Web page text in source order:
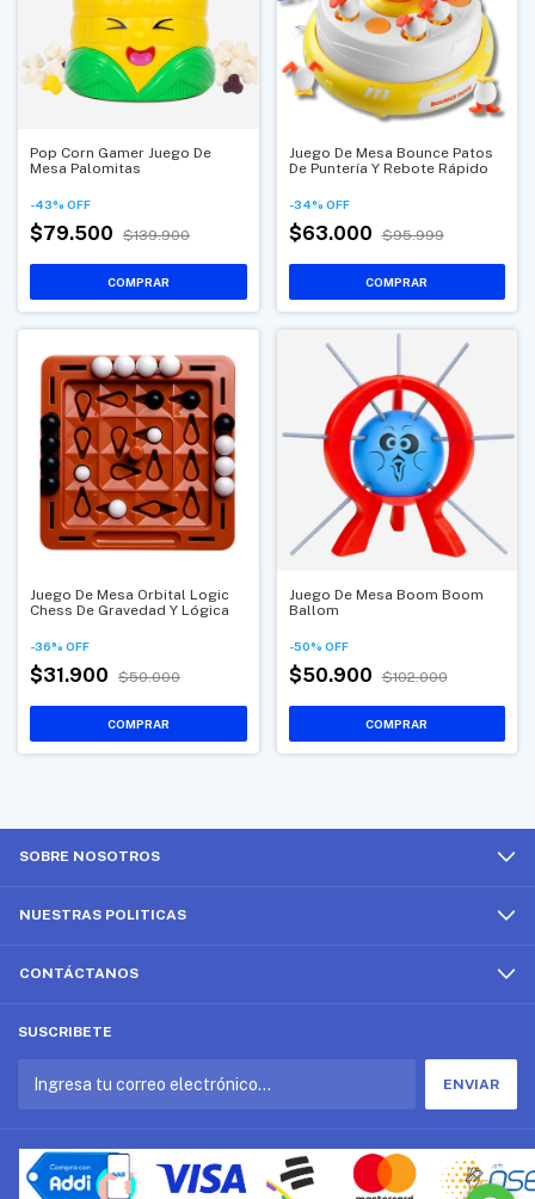
Pop Corn Gamer Juego De
Mesa Palomitas
-43% OFF
$79.500 $139.900
Juego De Mesa Bounce Patos
De Puntería Y Rebote Rápido
-34% OFF
$63.000 $95.999
Juego De Mesa Orbital Logic
Chess De Gravedad Y Lógica
-36% OFF
$31.900 $50.000
Juego De Mesa Boom Boom
Ballom
-50% OFF
$50.900 $102.000
SOBRE NOSOTROS
NUESTRAS POLITICAS
CONTÁCTANOS
SUSCRIBETE